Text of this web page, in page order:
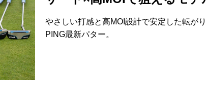
やさしい打感と高MOI設計で安定した転が
PING最新パター。